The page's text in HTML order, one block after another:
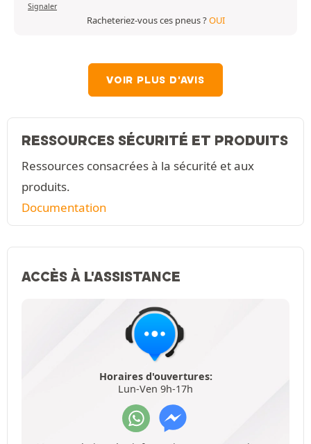
Signaler
Racheteriez-vous ces pneus ?OUI
VOIR PLUS D'AVIS
RESSOURCES SÉCURITÉ ET PRODUITS
Ressources consacrées à la sécurité et aux
produits.
Documentation
ACCÈS À L'ASSISTANCE
Horaires d'ouvertures:
Lun-Ven 9h-17h